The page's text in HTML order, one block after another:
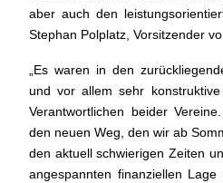
aber auch den
Stephan Polplatz, Vorsitzender
„Es waren in den
und vor allem sehr
Verantwortlichen beider
den neuen Weg, den wir ab
den aktuell schwierigen Zeiten
angespannten finanziellen